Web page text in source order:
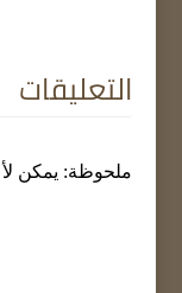
التعليقات
ملحوظة: يمكن